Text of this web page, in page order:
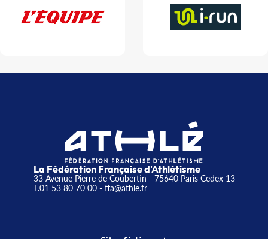
La Fédération Française d'Athlétisme
33 Avenue Pierre de Coubertin - 75640 Paris Cedex 13
T.01 53 80 70 00- ffa@athle.fr